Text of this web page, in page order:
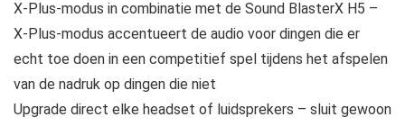
X-Plus-modus in combinatie met de Sound BlasterX H5 –
X-Plus-modus accentueert de audio voor dingen die er
echt toe doen in een competitief spel tijdens het afspelen
van de nadruk op dingen die niet
Upgrade direct elke headset of luidsprekers – sluit gewoon